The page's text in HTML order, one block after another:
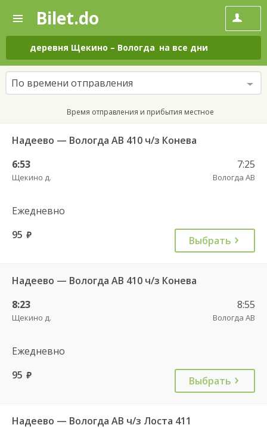
—
Поиск
и
покупка
билетов
на
автобус
онлайн
Bilet.do
деревня Щекино – Вологда на все дни
По времени отправления
Время отправления и прибытия местное
Надеево — Вологда АВ 410 ч/з Конева
6:53
Щекино д.
7:25
Вологда АВ
Ежедневно
95 руб. Выбрать
Надеево — Вологда АВ 410 ч/з Конева
8:23
Щекино д.
8:55
Вологда АВ
Ежедневно
95 руб. Выбрать
Надеево — Вологда АВ ч/з Лоста 411